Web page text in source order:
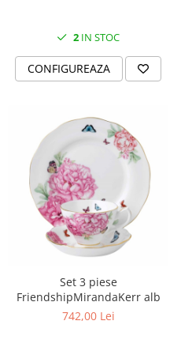
2 IN STOC
CONFIGUREAZA
Set 3 piese
FriendshipMirandaKerr alb
742,00 Lei